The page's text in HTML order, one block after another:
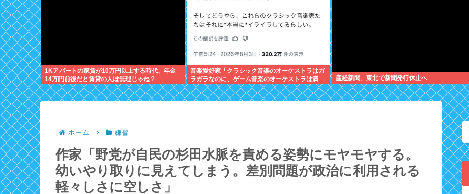
1Kアパートの家賃が10万円以上する時代、年金
14万円前後だと賃貸の人は無理じゃね？
音楽愛好家「クラシック音楽のオーケストラはガ
ラガラなのに、ゲーム音楽のオーケストラは満
員…本当にイライラする」
産経新聞、東北で新聞発行休止へ
ホーム 嫌儲
作家「野党が自民の杉田水脈を責める姿勢にモヤモヤする。
幼いやり取りに見えてしまう。差別問題が政治に利用される
軽々しさに空しさ」